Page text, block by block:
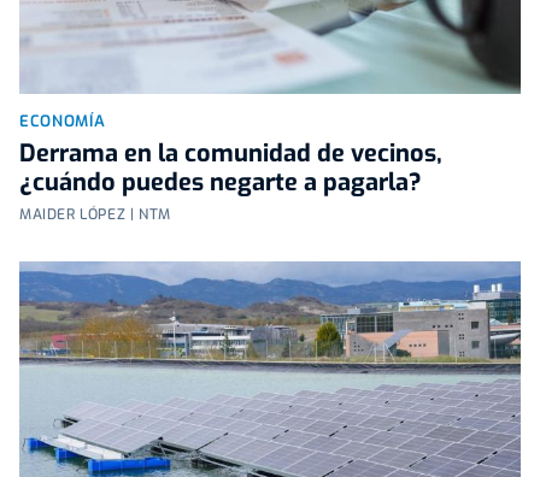
ECONOMÍA
Derrama en la comunidad de vecinos,
¿cuándo puedes negarte a pagarla?
MAIDER LÓPEZ | NTM